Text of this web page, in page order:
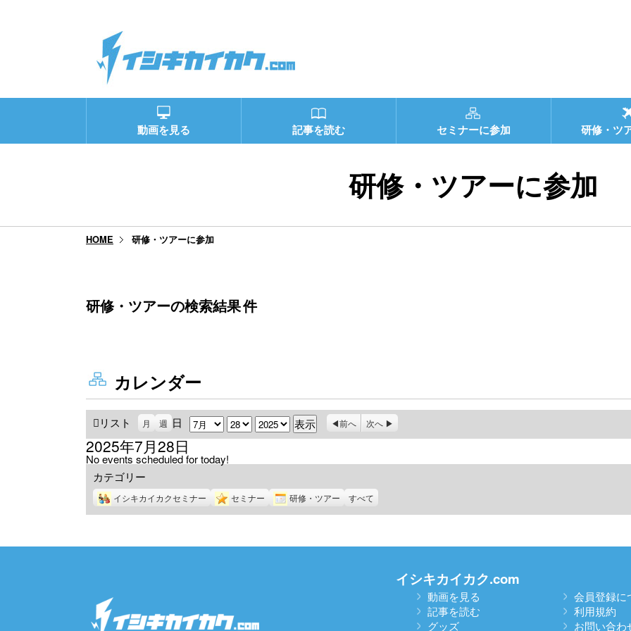
動画を見る 記事を読む セミナーに参加 研修・ツ
研修・ツアーに参加
HOME 研修・ツアーに参加
研修・ツアーの検索結果件
カレンダー
リスト
示
月 週 日 月 日 年 前へ 次へ
2025年7月28日
No events scheduled for today!
カテゴリー
イシキカイカクセミナー セミナー 研修・ツアー すべて
イシキカイカク.com
動画を見る
記事を読む
グッズ
会員登録に
利用規約
お問い合わ